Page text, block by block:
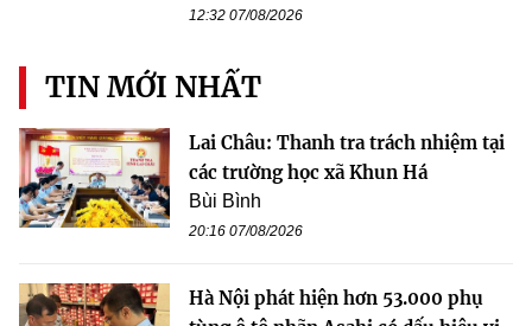
12:32 07/08/2026
TIN MỚI NHẤT
Lai Châu: Thanh tra trách nhiệm tại
các trường học xã Khun Há
Bùi Bình
20:16 07/08/2026
Hà Nội phát hiện hơn 53.000 phụ